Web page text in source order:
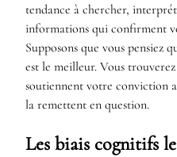
tendance à chercher,
informations qui confirment
Supposons que vous pensiez
est le meilleur. Vous
soutiennent votre conviction
la remettent en question.
Les biais cognitifs